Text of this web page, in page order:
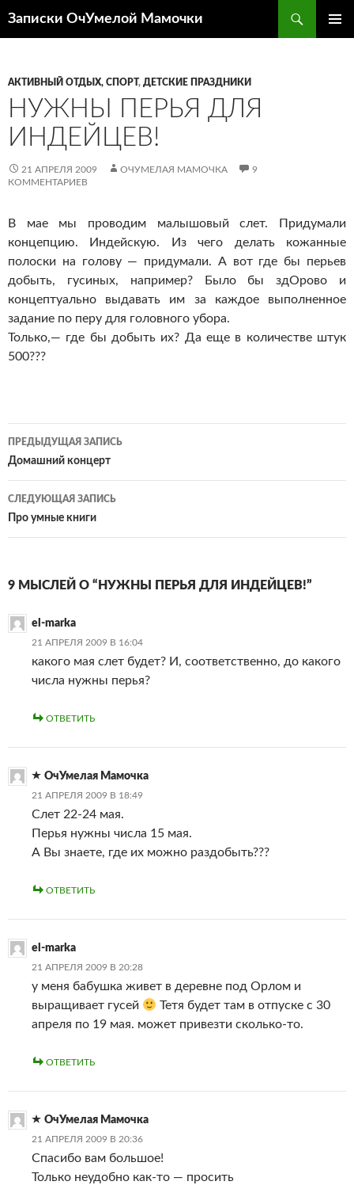
Записки ОчУмелой Мамочки
АКТИВНЫЙ ОТДЫХ, СПОРТ, ДЕТСКИЕ ПРАЗДНИКИ
НУЖНЫ ПЕРЬЯ ДЛЯ
ИНДЕЙЦЕВ!
21 АПРЕЛЯ 2009 ОЧУМЕЛАЯ МАМОЧКА
9
КОММЕНТАРИЕВ
В мае мы проводим малышовый слет. Придумали
концепцию. Индейскую. Из чего делать кожанные
полоски на голову — придумали. А вот где бы перьев
добыть, гусиных, например? Было бы здОрово и
концептуально выдавать им за каждое выполненное
задание по перу для головного убора.
Только,— где бы добыть их? Да еще в количестве штук
500???
Навигация
по
записям
ПРЕДЫДУЩАЯ ЗАПИСЬ
Домашний концерт
СЛЕДУЮЩАЯ ЗАПИСЬ
Про умные книги
9 МЫСЛЕЙ О “НУЖНЫ ПЕРЬЯ ДЛЯ ИНДЕЙЦЕВ!”
el-marka
21 АПРЕЛЯ 2009 В 16:04
какого мая слет будет? И, соответственно, до какого
числа нужны перья?
ОТВЕТИТЬ
ОчУмелая Мамочка
21 АПРЕЛЯ 2009 В 18:49
Слет 22-24 мая.
Перья нужны числа 15 мая.
А Вы знаете, где их можно раздобыть???
ОТВЕТИТЬ
el-marka
21 АПРЕЛЯ 2009 В 20:28
у меня бабушка живет в деревне под Орлом и
выращивает гусей
Тетя будет там в отпуске с 30
апреля по 19 мая. может привезти сколько-то.
ОТВЕТИТЬ
ОчУмелая Мамочка
21 АПРЕЛЯ 2009 В 20:36
Спасибо вам большое!
Только неудобно как-то — просить